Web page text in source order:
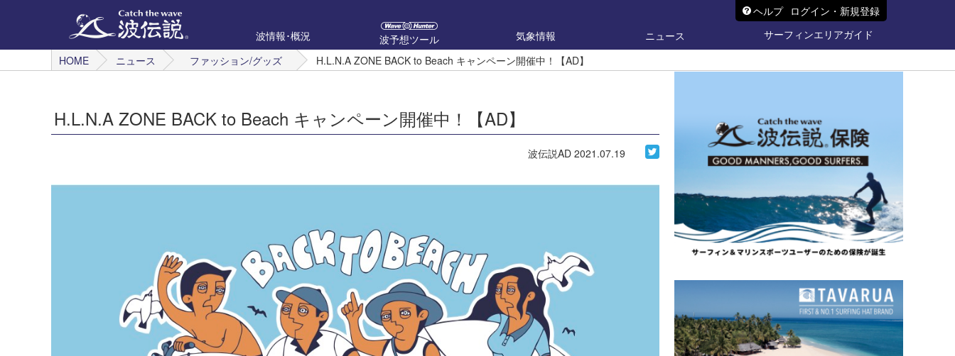
ヘルプ ログイン・新規登録
波情報･概況
波予想ツール 気象情報 ニュース
サーフィンエリアガイド
HOME
ニュース ファッション/グッズ H.L.N.A ZONE BACK to Beach キャンペーン開催中！【AD】
H.L.N.A ZONE BACK to Beach キャンペーン開催中！【AD】
波伝説AD 2021.07.19